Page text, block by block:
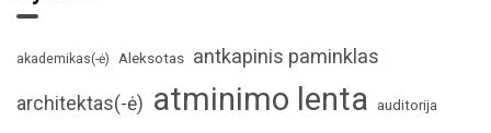
akademikas(-ė) Aleksotas antkapinis paminklas
architektas(-ė) atminimo lenta auditorija